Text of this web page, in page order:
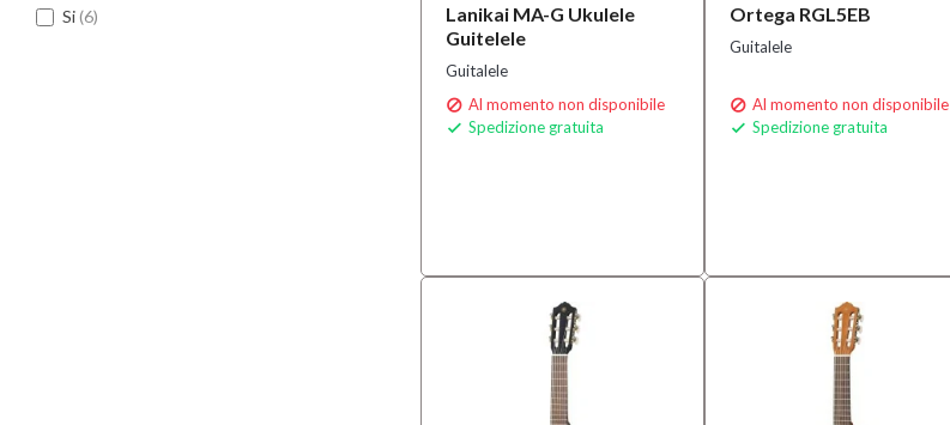
Si(6)
Lanikai MA-G Ukulele
Guitelele
Guitalele
 Al momento non disponibile
 Spedizione gratuita
Ortega RGL5EB
Guitalele
 Al momento non disponibile
 Spedizione gratuita